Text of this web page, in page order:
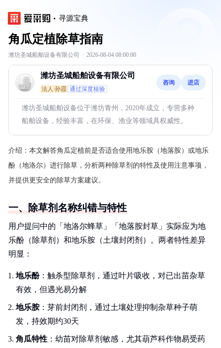
寻源宝典
角瓜定植除草指南
潍坊圣城船舶设备有限公司 · 2026-08-04 08:00:00
潍坊圣城船舶设备有限公司
法人:孙霞 通过深度核验
咨询 进店
潍坊圣城船舶设备位于潍坊青州，2020年成立，专营多种
船舶设备，经验丰富，在环保、渔业等领域具权威性。
介绍： 本文解答角瓜定植前是否适合使用地乐胺（地落胺）或地乐
酚（地洛尔）进行除草，分析两种除草剂的特性及使用注意事项，
并提供更安全的除草方案建议。
一、除草剂名称纠错与特性
用户提问中的「地洛尔蜂草」「地落胺封草」实际应为地
乐酚（除草剂）和地乐胺（土壤封闭剂）。两者特性差异
明显：
地乐酚：触杀型除草剂，通过叶片吸收，对已出苗杂草
有效，但遇光易分解
地乐胺 ：芽前封闭剂，通过土壤处理抑制杂草种子萌
发，持效期约30天
角瓜特性 ：幼苗对除草剂敏感，尤其葫芦科作物易受药